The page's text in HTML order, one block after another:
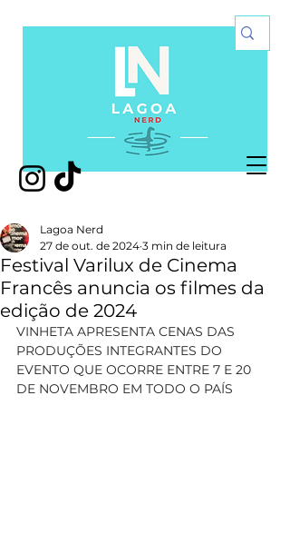
Festival Varilux de Cinema
Francês anuncia os filmes da
edição de 2024
Lagoa Nerd
27 de out. de 2024 3 min de leitura
VINHETA APRESENTA CENAS DAS
PRODUÇÕES INTEGRANTES DO
EVENTO QUE OCORRE ENTRE 7 E 20
DE NOVEMBRO EM TODO O PAÍS